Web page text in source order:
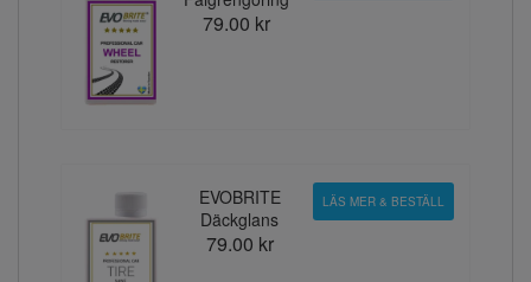
79.00 kr
EVOBRITE
Däckglans
79.00 kr
LÄS MER & BESTÄLL